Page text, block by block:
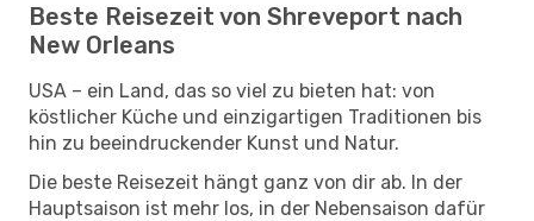
Beste Reisezeit von Shreveport nach
New Orleans
USA – ein Land, das so viel zu bieten hat: von
köstlicher Küche und einzigartigen Traditionen bis
hin zu beeindruckender Kunst und Natur.
Die beste Reisezeit hängt ganz von dir ab. In der
Hauptsaison ist mehr los, in der Nebensaison dafür